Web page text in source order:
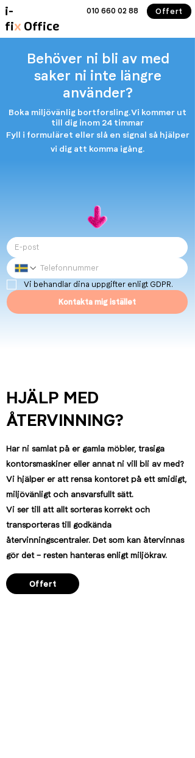
i-
fix Office
010 660 02 88 Offert
Behöver ni bli av med
saker ni inte längre
använder?
Boka miljövänlig bortforsling.Vi kommer ut
till dig inom 24 timmar
Fyll i formuläret eller slå en signal så hjälper
vi dig att komma igång.
Vi behandlar dina uppgifter enligt GDPR.
Kontakta mig istället
HJÄLP MED
ÅTERVINNING?
Har ni samlat på er gamla möbler, trasiga
kontorsmaskiner eller annat ni vill bli av med?
Vi hjälper er att rensa kontoret på ett smidigt,
miljövänligt och ansvarsfullt sätt.
Vi ser till att allt sorteras korrekt och
transporteras till godkända
återvinningscentraler. Det som kan återvinnas
gör det – resten hanteras enligt miljökrav.
Offert